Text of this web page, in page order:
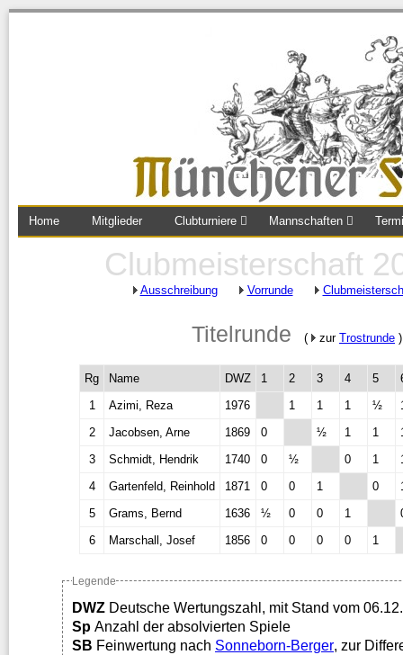
Home Mitglieder Clubturniere Mannschaften
Clubmeisterschaft
Ausschreibung Vorrunde
Titelrunde ( zur Trostrunde )
Rg Name DWZ 1 2 3 4 5
1
Azimi, Reza 1976 1 1 1 ½
2
Jacobsen, Arne 1869 0 ½ 1 1
3
Schmidt, Hendrik 1740 0 ½ 0 1
4
Gartenfeld, Reinhold 1871 0 0 1 0
5
Grams, Bernd 1636 ½ 0 0 1
6
Marschall, Josef 1856 0 0 0 0 1
Legende
DWZ Deutsche Wertungszahl, mit Stand vom
Sp Anzahl der absolvierten Spiele
SB Feinwertung nach Sonneborn-Berger, zur